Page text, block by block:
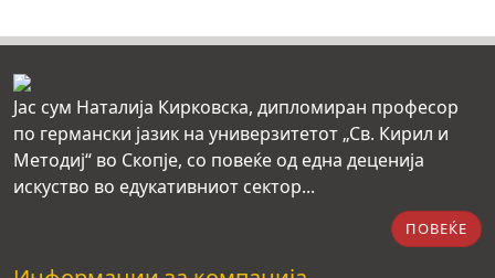
Јас сум Наталија Кирковска, дипломиран професор
по германски јазик на универзитетот „Св. Кирил и
Методиј“ во Скопје, со повеќе од една деценија
искуство во едукативниот сектор...
ПОВЕЌЕ